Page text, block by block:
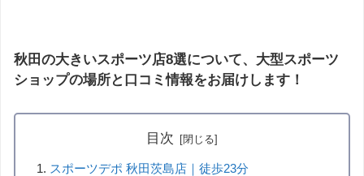
秋田の大きいスポーツ店8選について、大型スポーツ
ショップの場所と口コミ情報をお届けします！
目次
スポーツデポ 秋田茨島店｜徒歩23分